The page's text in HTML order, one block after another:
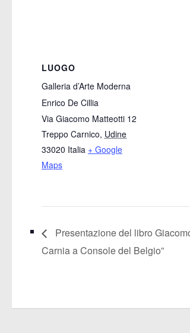
LUOGO
Galleria d’Arte Moderna
Enrico De Cillia
Via Giacomo Matteotti 12
Treppo Carnico, Udine
33020 Italia + Google
Maps
Presentazione del libro
Carnia a Console del Belgio”